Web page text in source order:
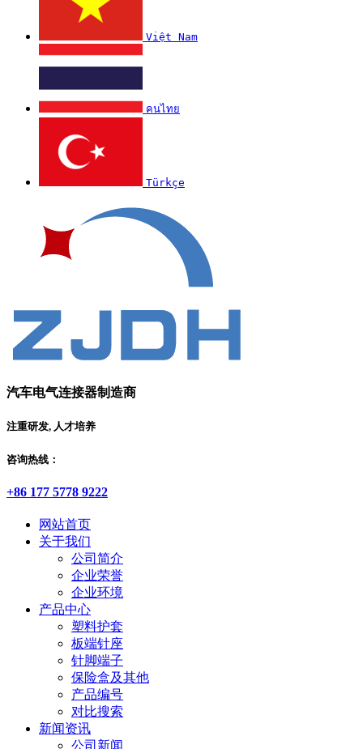
Việt Nam
คนไทย
Türkçe
汽车电气连接器制造商
注重研发, 人才培养
咨询热线：
+86 177 5778 9222
网站首页
关于我们
公司简介
企业荣誉
企业环境
产品中心
塑料护套
板端针座
针脚端子
保险盒及其他
产品编号
对比搜索
新闻资讯
公司新闻